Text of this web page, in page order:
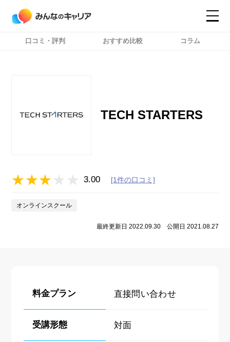
口コミ・評判 おすすめ比較 コラム
TECH STARTERS
3.00 [1件の口コミ]
オンラインスクール
最終更新日 2022.09.30 公開日 2021.08.27
料金プラン 直接問い合わせ
受講形態 対面